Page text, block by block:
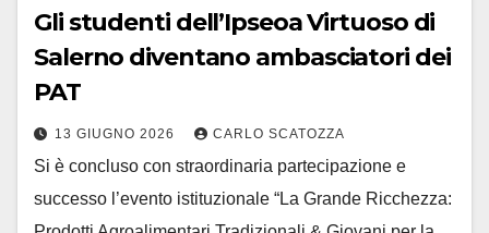
Gli studenti dell’Ipseoa Virtuoso di
Salerno diventano ambasciatori dei
PAT
13 GIUGNO 2026 CARLO SCATOZZA
Si è concluso con straordinaria partecipazione e
successo l’evento istituzionale “La Grande Ricchezza: